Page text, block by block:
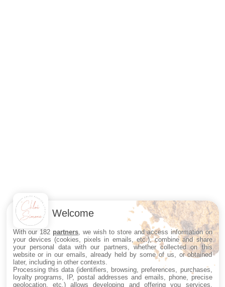
Welcome
With our 182 partners , we wish to store and access information on
your devices (cookies, pixels in emails, etc.), combine and share
your personal data with our partners, whether collected on this
website or in our emails, already held by some of us, or obtained
later, including in other contexts.
Processing this data (identifiers, browsing, preferences, purchases,
loyalty programs, IP, postal addresses and emails, phone, precise
geolocation, etc.) allows developing and offering you services,